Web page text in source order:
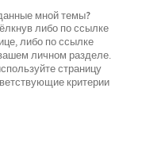
мной темы?
либо по ссылке
либо по ссылке
личном разделе.
страницу
критерии